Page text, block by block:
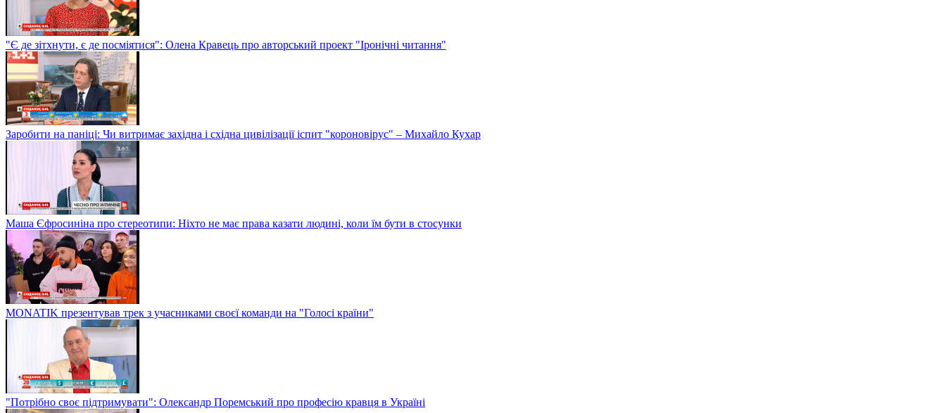
"Є де зітхнути, є де посміятися": Олена Кравець про авторський проект "Іронічні читання"
Заробити на паніці: Чи витримає західна і східна цивілізації іспит "короновірус" – Михайло Кухар
Маша Єфросиніна про стереотипи: Ніхто не має права казати людині, коли їм бути в стосунки
MONATIK презентував трек з учасниками своєї команди на "Голосі країни"
"Потрібно своє підтримувати": Олександр Поремський про професію кравця в Україні